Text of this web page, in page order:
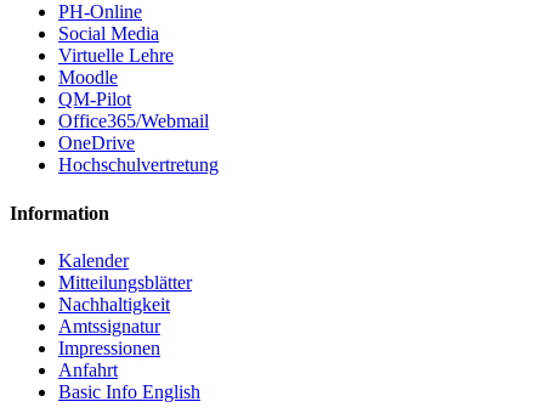
PH-Online
Social Media
Virtuelle Lehre
Moodle
QM-Pilot
Office365/Webmail
OneDrive
Hochschulvertretung
Information
Kalender
Mitteilungsblätter
Nachhaltigkeit
Amtssignatur
Impressionen
Anfahrt
Basic Info English